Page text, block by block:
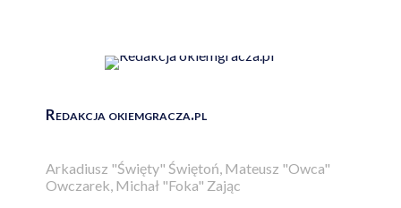
Redakcja okiemgracza.pl
Arkadiusz "Święty" Świętoń, Mateusz "Owca"
Owczarek, Michał "Foka" Zając